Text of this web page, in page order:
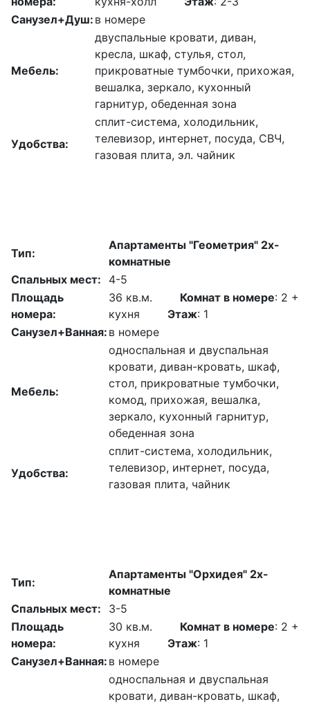
Санузел+Душ: в номере
Мебель:
двуспальные кровати, диван,
кресла, шкаф, стулья, стол,
прикроватные тумбочки, прихожая,
вешалка, зеркало, кухонный
гарнитур, обеденная зона
Удобства:
сплит-система, холодильник,
телевизор, интернет, посуда, СВЧ,
газовая плита, эл. чайник
Тип:
Апартаменты "Геометрия" 2х-
комнатные
Спальных мест:
4-5
Площадь
номера:
36 кв.м. Комнат в номере: 2 +
кухня Этаж: 1
Санузел+Ванная: в номере
Мебель:
односпальная и двуспальная
кровати, диван-кровать, шкаф,
стол, прикроватные тумбочки,
комод, прихожая, вешалка,
зеркало, кухонный гарнитур,
обеденная зона
Удобства:
сплит-система, холодильник,
телевизор, интернет, посуда,
газовая плита, чайник
Тип:
Апартаменты "Орхидея" 2х-
комнатные
Спальных мест:
3-5
Площадь
номера:
30 кв.м. Комнат в номере: 2 +
кухня Этаж: 1
Санузел+Ванная: в номере
односпальная и двуспальная
кровати, диван-кровать, шкаф,